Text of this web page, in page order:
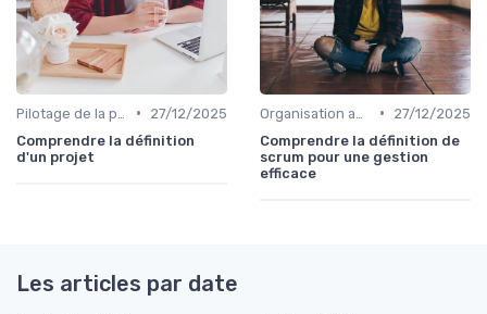
•
27/12/2025
Comprendre la définition
d'un projet
•
27/12/2025
Comprendre la définition de
scrum pour une gestion
efficace
Les articles par date